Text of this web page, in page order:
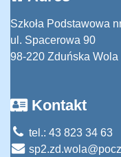
Szkoła Podstawowa
ul. Spacerowa 90
98-220 Zduńska Wola
Kontakt
tel.: 43 823 34 63